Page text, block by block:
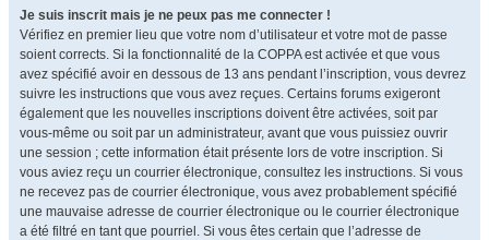
Je suis inscrit mais je ne peux pas me connecter !
Vérifiez en premier lieu que votre nom d’utilisateur et votre mot de passe
soient corrects. Si la fonctionnalité de la COPPA est activée et que vous
avez spécifié avoir en dessous de 13 ans pendant l’inscription, vous devrez
suivre les instructions que vous avez reçues. Certains forums exigeront
également que les nouvelles inscriptions doivent être activées, soit par
vous-même ou soit par un administrateur, avant que vous puissiez ouvrir
une session ; cette information était présente lors de votre inscription. Si
vous aviez reçu un courrier électronique, consultez les instructions. Si vous
ne recevez pas de courrier électronique, vous avez probablement spécifié
une mauvaise adresse de courrier électronique ou le courrier électronique
a été filtré en tant que pourriel. Si vous êtes certain que l’adresse de